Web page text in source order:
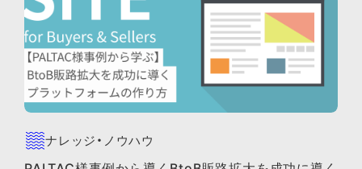
ナレッジ・ノウハウ